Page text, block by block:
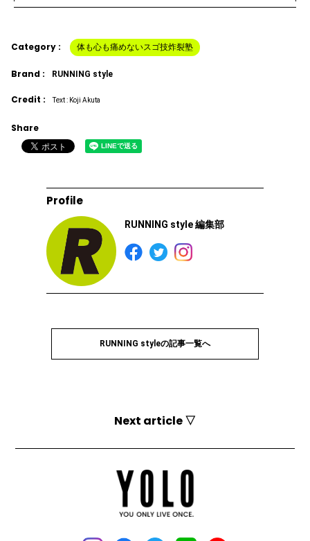
Category : 体も心も痛めないスゴ技炸裂塾
Brand : RUNNING style
Credit : Text : Koji Akuta
Share
Profile
RUNNING style 編集部
RUNNING styleの記事一覧へ
Next article ▽